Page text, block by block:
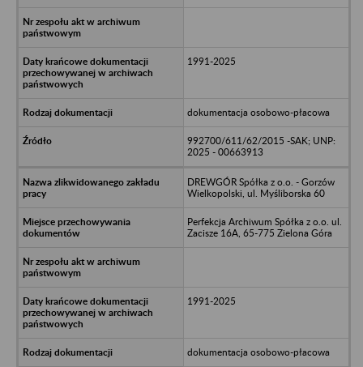
1991-2025
dokumentacja osobowo-płacowa
992700/611/62/2015 -SAK; UNP:
2025 - 00663913
DREWGÓR Spółka z o.o. - Gorzów
Wielkopolski, ul. Myśliborska 60
Perfekcja Archiwum Spółka z o.o. ul.
Zacisze 16A, 65-775 Zielona Góra
1991-2025
dokumentacja osobowo-płacowa